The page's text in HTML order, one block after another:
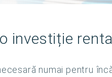
investiție
numai pentru